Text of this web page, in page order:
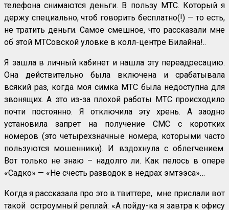
телефона снимаются деньги. В пользу МТС. Который я
держу специально, чтоб говорить бесплатно(!) — то есть,
не тратить деньги. Самое смешное, что рассказали мне
об этой МТСовской уловке в колл-центре Билайна!..
Я зашла в личный кабинет и нашла эту переадресацию.
Она действительно была включена и срабатывала
всякий раз, когда моя симка МТС была недоступна для
звонящих. А это из-за плохой работы МТС происходило
почти постоянно. Я отключила эту хрень. А заодно
установила запрет на получение СМС с коротких
номеров (это четырехзначные номера, которыми часто
пользуются мошенники). И вздохнула с облегчением.
Вот только не знаю – надолго ли. Как пелось в опере
«Садко» — «Не счесть разводок в недрах эмтээса»…
Когда я рассказала про это в твиттере, мне прислали вот
такой остроумный реплай: «А пойду-ка я завтра к офису